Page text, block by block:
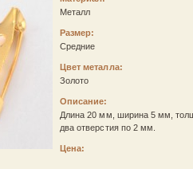
Металл
Размер:
Средние
Цвет металла:
Золото
Описание:
Длина 20 мм, ширина 5 мм,
два отверстия по 2 мм.
Цена: